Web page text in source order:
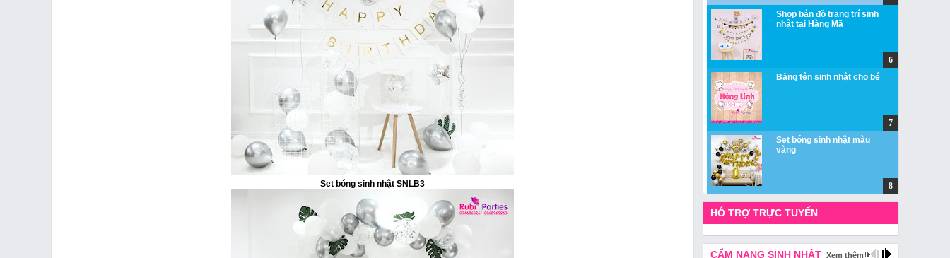
Set bóng sinh nhật SNLB3
Shop bán đồ trang trí sinh
nhật tại Hàng Mã
Bảng tên sinh nhật cho bé
Set bóng sinh nhật màu
vàng
HỖ TRỢ TRỰC TUYẾN
CẨM NANG SINH NHẬT Xem thêm